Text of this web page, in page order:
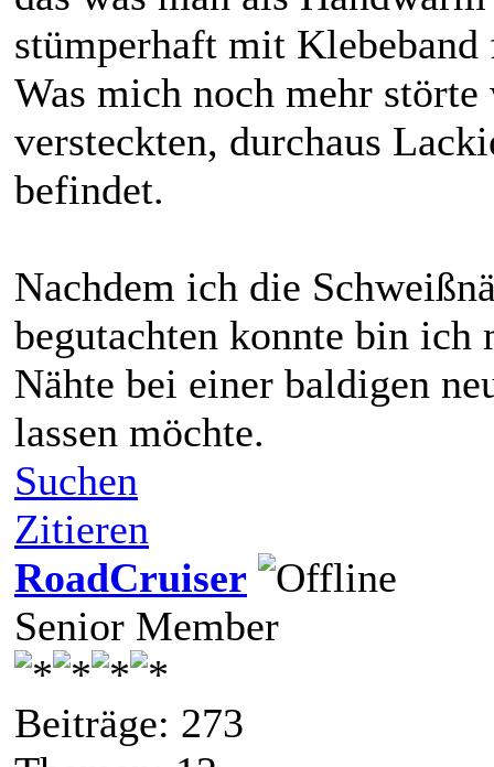
stümperhaft mit
Was mich noch mehr störte
versteckten, durchaus
befindet.
Nachdem ich die
begutachten konnte bin
Nähte bei einer baldigen
lassen möchte.
Suchen
Zitieren
RoadCruiser
Senior Member
Beiträge: 273